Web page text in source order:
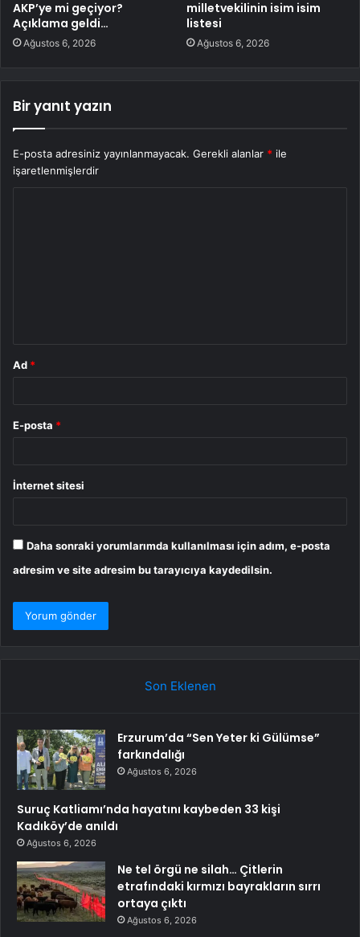
AKP’ye mi geçiyor?
Açıklama geldi…
Ağustos 6, 2026
milletvekilinin isim isim
listesi
Ağustos 6, 2026
Bir yanıt yazın
E-posta adresiniz yayınlanmayacak. Gerekli alanlar * ile
işaretlenmişlerdir
Ad *
E-posta *
İnternet sitesi
Daha sonraki yorumlarımda kullanılması için adım, e-posta
adresim ve site adresim bu tarayıcıya kaydedilsin.
Son Eklenen
Erzurum’da “Sen Yeter ki Gülümse”
farkındalığı
Ağustos 6, 2026
Suruç Katliamı’nda hayatını kaybeden 33 kişi
Kadıköy’de anıldı
Ağustos 6, 2026
Ne tel örgü ne silah… Çitlerin
etrafındaki kırmızı bayrakların sırrı
ortaya çıktı
Ağustos 6, 2026